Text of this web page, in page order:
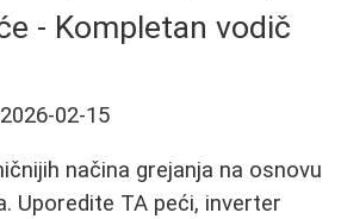
- Kompletan vodič
2026-02-15
načina grejanja na osnovu
Uporedite TA peći, inverter